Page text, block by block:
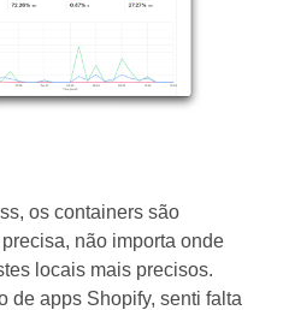
os containers são
não importa onde
locais mais precisos.
de apps Shopify, senti falta